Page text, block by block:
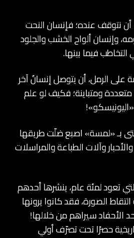
أن نتوقف عنده؛ فإنسان النحت
وإنسان ألواح الخشب والجلود
فيما بينها.
الرمل، أن يتوصل إنسانٌ آخر
ومتباينة؛ فكيف لو علم
و140 حرفًا على تويتر، أو حتى بـ «لمسة» اصبع ضلّت طريقها
وآلات الطباعة والمراسلات
تعود لمئة عام، ينشرها أحدهم
الصورة، فقد كانوا يرونها
الأحفاد سيراهم من خلالها!
حصرًا تحت تصرّف أولي